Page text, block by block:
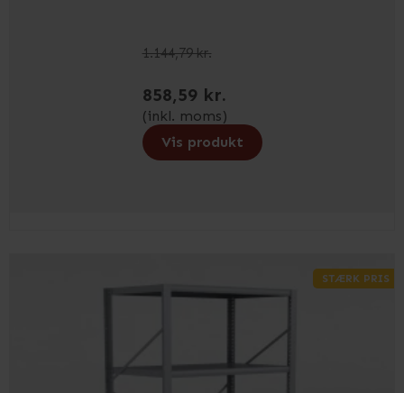
1.144,79 kr.
858,59 kr.
(inkl. moms)
Vis produkt
STÆRK PRIS